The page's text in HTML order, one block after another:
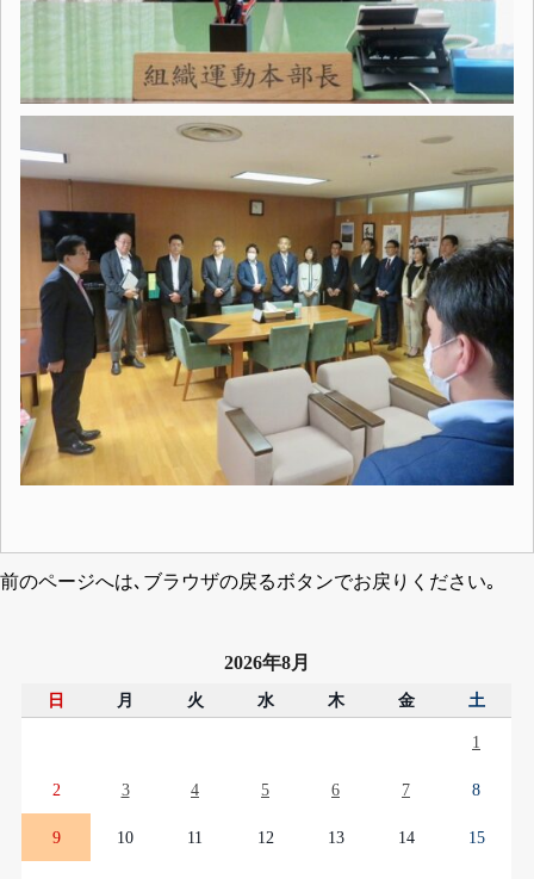
前のページへは､ブラウザの戻るボタンでお戻りください｡
2026年8月
日 月 火 水 木 金 土
1
2 3 4 5 6 7 8
9 10 11 12 13 14 15